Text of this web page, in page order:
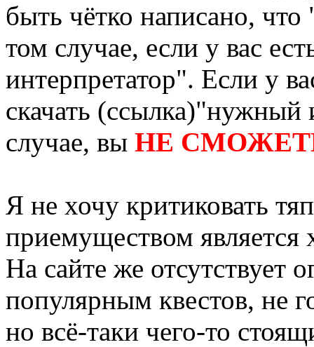
быть чётко написано,
том случае, если у вас
интерпретатор". Если у
скачать
случае, вы НЕ
Я не хочу критиковать
приемуществом
На сайте же отсутствует
популярным квестов, не
но всё-таки чего-то